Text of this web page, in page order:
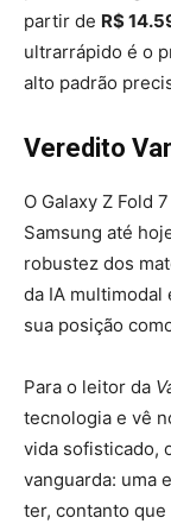
partir de R$
ultrarrápido é o
alto padrão
Veredito
O Galaxy Z Fold
Samsung até
robustez dos
da IA multimodal
sua posição
Para o leitor da
tecnologia e vê
vida sofisticado,
vanguarda: uma
ter, contanto